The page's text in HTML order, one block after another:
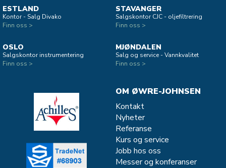
ESTLAND
Kontor - Salg Divako
Finn oss >
OSLO
Salgskontor instrumentering
Finn oss >
STAVANGER
Salgskontor CJC - oljefiltrering
Finn oss >
MJØNDALEN
Salg og service - Vannkvalitet
Finn oss >
OM ØWRE-JOHNSEN
Kontakt
Nyheter
Referanse
Kurs og service
Jobb hos oss
Messer og konferanser